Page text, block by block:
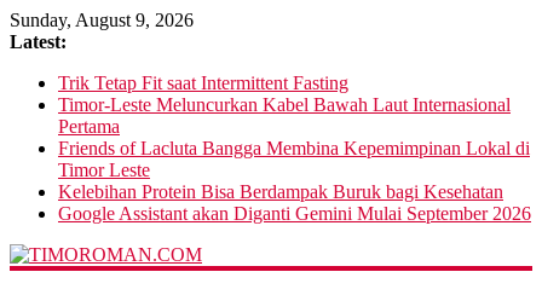
Sunday, August 9, 2026
Latest:
Trik Tetap Fit saat Intermittent Fasting
Timor-Leste Meluncurkan Kabel Bawah Laut Internasional
Pertama
Friends of Lacluta Bangga Membina Kepemimpinan Lokal di
Timor Leste
Kelebihan Protein Bisa Berdampak Buruk bagi Kesehatan
Google Assistant akan Diganti Gemini Mulai September 2026